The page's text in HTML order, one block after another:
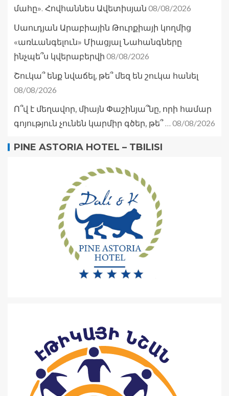
մահը». Հովհաննես Ավետիսյան 08/08/2026
Սաուդյան Արաբիային Թուրքիայի կողմից
«առևանգելուն» Միացյալ Նահանգները
ինչպե՞ս կվերաբերվի 08/08/2026
Շուկա՞ ենք նվաճել, թե՞ մեզ են շուկա հանել
08/08/2026
Ո՞վ է մեղավոր, միայն Փաշինյա՞նը, որի համար
գոյություն չունեն կարմիր գծեր, թե՞ … 08/08/2026
PINE ASTORIA HOTEL – TBILISI